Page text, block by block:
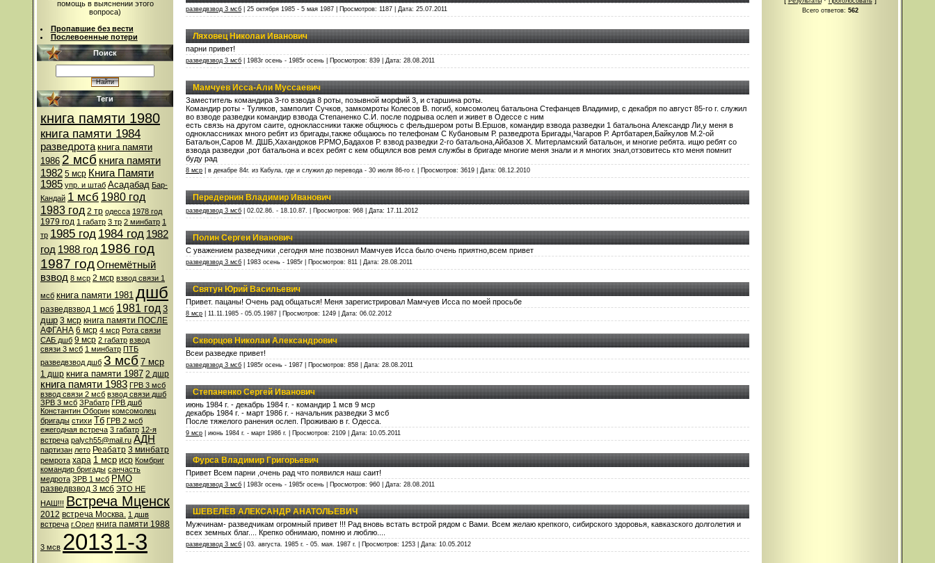
помощь в выяснении этого
вопроса)
Пропавшие без вести
Послевоенные потери
Поиск
Теги
книга памяти 1980
книга памяти 1984
разведрота книга памяти
1986 2 мсб книга памяти
1982 5 мср Книга Памяти
1985 упр. и штаб Асадабад Бар-
Кандай 1 мсб 1980 год
1983 год 2 тр одесса 1978 год
1979 год 1 габатр 3 тр 2 минбатр 1
тр 1985 год 1984 год 1982
год 1988 год 1986 год
1987 годОгнемётный
взвод 8 мср 2 мср взвод связи 1
мсб книга памяти 1981 дшб
разведвзвод 1 мсб 1981 год 3
дшр 3 мср книга памяти ПОСЛЕ
АФГАНА 6 мср 4 мср Рота связи
САБ дшб 9 мср 2 габатр взвод
связи 3 мсб 1 минбатр ПТБ
разведвзвод дшб 3 мсб 7 мср
1 дшр книга памяти 1987 2 дшр
книга памяти 1983 ГРВ 3 мсб
взвод связи 2 мсб взвод связи дшб
ЗРВ 3 мсб ЗРабатр ГРВ дшб
Константин Оборин комсомолец
бригады стихи Тб ГРВ 2 мсб
ежегодная встреча 3 габатр 12-я
встреча palych55@mail.ru АДН
партизан лето Реабатр 3 минбатр
ремрота хара 1 мср иср Комбриг
командир бригады санчасть
медрота ЗРВ 1 мсб РМО
разведвзвод 3 мсб ЭТО НЕ
НАШ!!! Встреча Мценск
2012 встреча Москва. 1 дшв
встреча г.Орел книга памяти 1988
3 мсв 20131-3
разведвзвод 3 мсб | 25 октября 1985 - 5 мая 1987 | Просмотров: 1187 | Дата: 25.07.2011
Ляховец Николаи Иванович
парни привет!
разведвзвод 3 мсб | 1983г осень - 1985г осень | Просмотров: 839 | Дата: 28.08.2011
Мамчуев Исса-Али Муссаевич
Заместитель командира 3-го взвода 8 роты, позывной морфий 3, и старшина роты.
Командир роты - Туляков, замполит Сучков, замкомроты Колесов В. погиб, комсомолец батальона Стефанцев Владимир, с декабря по август 85-го г. служил
во взводе разведки командир взвода Степаненко С.И. после подрыва ослеп и живет в Одессе с ним
есть связь на другом саите, одноклассники также общяюсь с фельдшером роты В.Ершов, командир взвода разведки 1 батальона Александр Ли,у меня в
одноклассниках много ребят из бригады,также общаюсь по телефонам С Кубановым Р. разведрота Бригады,Чагаров Р. Артбатарея,Байкулов М.2-ой
Батальон,Саров М. ДШБ,Хахандоков Р.РМО,Бадахов Р. взвод разведки 2-го батальона,Айбазов Х. Митерламский батальон, и многие ребята. ищю ребят со
взвода разведки ,рот батальона и всех ребят с кем общялся вов ремя службы в бригаде многие меня знали и я многих знал,отзовитесь кто меня помнит
буду рад
8 мср | в декабре 84г. из Кабула, где и служил до перевода - 30 июля 86-го г. | Просмотров: 3619 | Дата: 08.12.2010
Передернин Владимир Иванович
разведвзвод 3 мсб | 02.02.86. - 18.10.87. | Просмотров: 968 | Дата: 17.11.2012
Полин Сергеи Иванович
С уважением разведчики ,сегодня мне позвонил Мамчуев Исса было очень приятно,всем привет
разведвзвод 3 мсб | 1983 осень - 1985г | Просмотров: 811 | Дата: 28.08.2011
Святун Юрий Васильевич
Привет. пацаны! Очень рад общаться! Меня зарегистрировал Мамчуев Исса по моей просьбе
8 мср | 11.11.1985 - 05.05.1987 | Просмотров: 1249 | Дата: 06.02.2012
Скворцов Николаи Александрович
Всеи разведке привет!
разведвзвод 3 мсб | 1985г осень - 1987 | Просмотров: 858 | Дата: 28.08.2011
Степаненко Сергей Иванович
июнь 1984 г. - декабрь 1984 г. - командир 1 мсв 9 мср
декабрь 1984 г. - март 1986 г. - начальник разведки 3 мсб
После тяжелого ранения ослеп. Проживаю в г. Одесса.
9 мср | июнь 1984 г. - март 1986 г. | Просмотров: 2109 | Дата: 10.05.2011
Фурса Владимир Григорьевич
Привет Всем парни ,очень рад что появился наш саит!
разведвзвод 3 мсб | 1983г осень - 1985г осень | Просмотров: 960 | Дата: 28.08.2011
ШЕВЕЛЁВ АЛЕКСАНДР АНАТОЛЬЕВИЧ
Мужчинам- разведчикам огромный привет !!! Рад вновь встать встрой рядом с Вами. Всем желаю крепкого, сибирского здоровья, кавказского долголетия и
всех земных благ.... Крепко обнимаю, помню и люблю....
разведвзвод 3 мсб | 03. августа. 1985 г. - 05. мая. 1987 г. | Просмотров: 1253 | Дата: 10.05.2012
Всего ответов: 562